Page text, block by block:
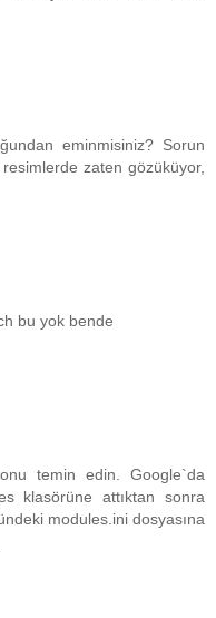
eminmisiniz? Sorun
zaten gözüküyor,
bu yok bende
temin edin. Google`da
klasörüne attıktan sonra
modules.ini dosyasına